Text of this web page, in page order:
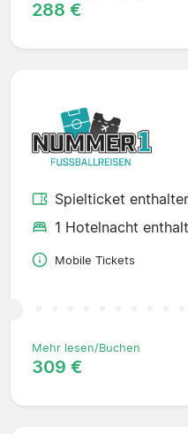
288 €
Spielticket
1 Hotelnacht
Mobile Tickets
Mehr lesen/Buchen
309 €